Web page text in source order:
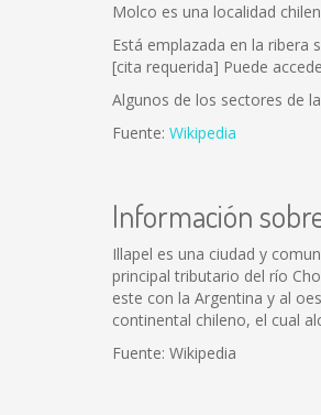
Molco es una localidad
Está emplazada en la ribera
[cita requerida] Puede
Algunos de los sectores de
Fuente: Wikipedia
Información
Illapel es una ciudad y
principal tributario del río
este con la Argentina y al
continental chileno, el cual
Fuente: Wikipedia